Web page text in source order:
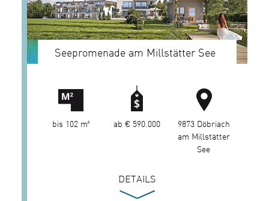
Seepromenade am Millstätter See
bis 102 m² ab € 590.000
9873 Döbriach
am Millstätter
See
DETAILS